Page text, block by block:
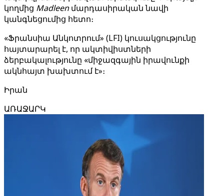
կողմից Madleenմարդասիրական նավի
կանգնեցումից հետո։
«Ֆրանսիա Անկոտրում» (LFI) կուսակցությունը
հայտարարել է, որ ակտիվիստների
ձերբակալությունը «միջազգային իրավունքի
ակնհայտ խախտում է»։
Իրան
ԱՌԱՋԱՐԿ